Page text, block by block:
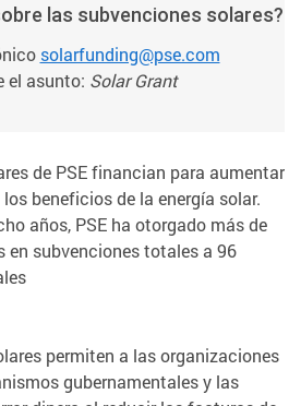
las subvenciones solares?
solarfunding@pse.com
el asunto: Solar Grant
de PSE financian para aumentar
beneficios de la energía solar.
años, PSE ha otorgado más de
en subvenciones totales a 96
permiten a las organizaciones
gubernamentales y las